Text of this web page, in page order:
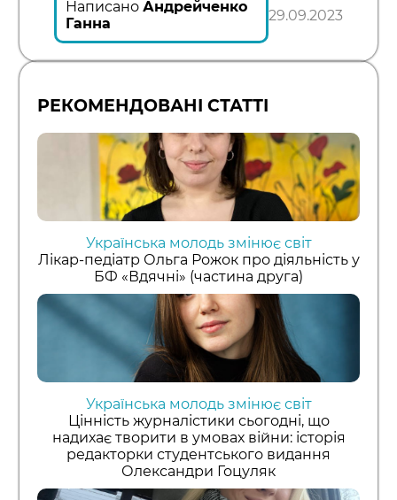
Написано Андрейченко
Ганна
29.09.2023
РЕКОМЕНДОВАНІ СТАТТІ
Українська молодь змінює світ
Лікар-педіатр Ольга Рожок про діяльність у
БФ «Вдячні» (частина друга)
Українська молодь змінює світ
Цінність журналістики сьогодні, що
надихає творити в умовах війни: історія
редакторки студентського видання
Олександри Гоцуляк